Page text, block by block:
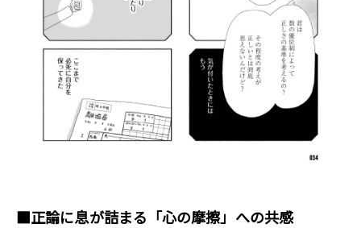
■正論に息が詰まる「心の摩擦」への共感